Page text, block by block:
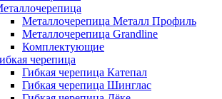
Металлочерепица Металл Профиль
Металлочерепица Grandline
Комплектующие
черепица
Гибкая черепица Катепал
Гибкая черепица Шинглас